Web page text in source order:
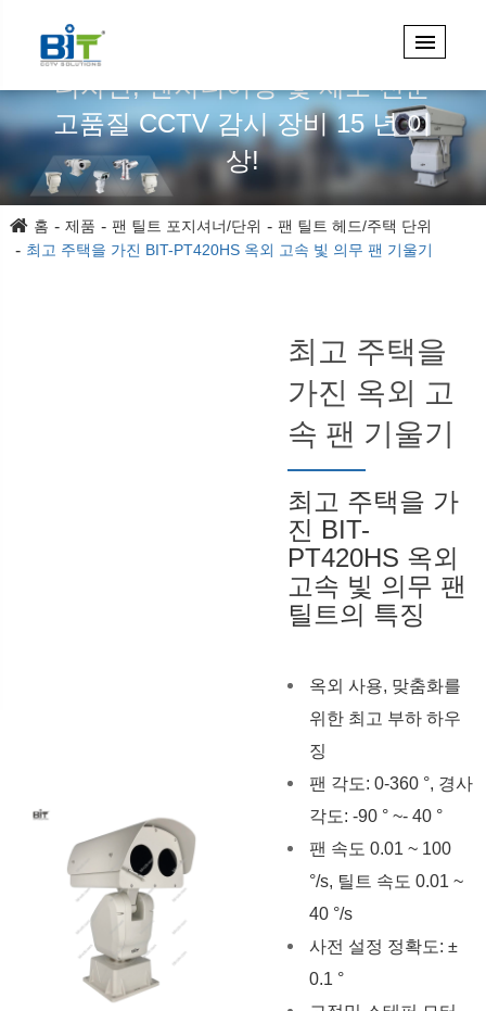
디자인, 엔지니어링 및 제조 전문
고품질 CCTV 감시 장비 15 년 이
상!
홈 제품 팬 틸트 포지셔너/단위
팬 틸트 헤드/주택 단위
최고 주택을 가진 BIT-PT420HS 옥외 고속 빛 의무 팬 기울기
최고 주택을
가진 옥외 고
속 팬 기울기
최고 주택을 가
진 BIT-
PT420HS 옥외
고속 빛 의무 팬
틸트의 특징
옥외 사용, 맞춤화를
위한 최고 부하 하우
징
팬 각도: 0-360 °, 경사
각도: -90 ° ~- 40 °
팬 속도 0.01 ~ 100
°/s, 틸트 속도 0.01 ~
40 °/s
사전 설정 정확도: ±
0.1 °